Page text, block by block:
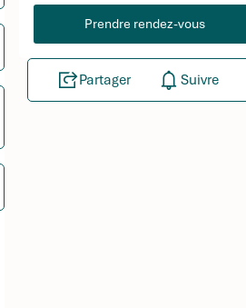
Prendre rendez-vous
Partager Suivre